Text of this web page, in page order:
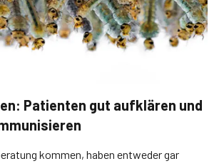
Patienten gut aufklären und
kommen, haben entweder gar